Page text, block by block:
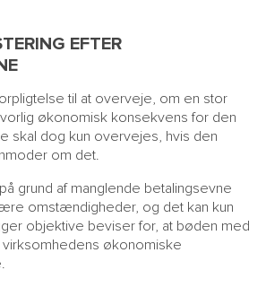
EFTER
til at overveje, om en stor
økonomisk konsekvens for den
skal dog kun overvejes, hvis den
om det.
grund af manglende betalingsevne
omstændigheder, og det kan kun
objektive beviser for, at bøden med
økonomiske